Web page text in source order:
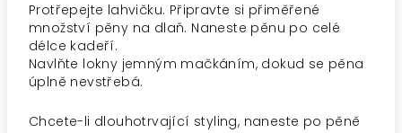
Protřepejte lahvičku. Připravte si přiměřené
množství pěny na dlaň. Naneste pěnu po celé
délce kadeří.
Navlňte lokny jemným mačkáním, dokud se pěna
úplně nevstřebá.
Chcete-li dlouhotrvající styling, naneste po pěně